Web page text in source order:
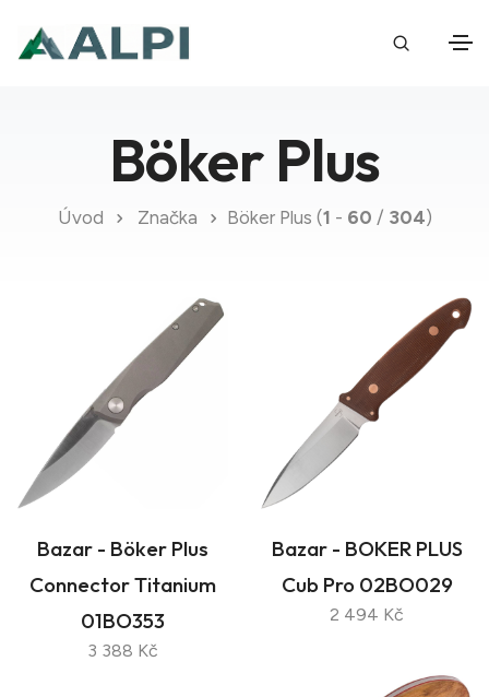
Böker Plus
Úvod Značka Böker Plus (1 - 60 / 304)
Bazar - Böker Plus
Connector Titanium
01BO353
3 388 Kč
Bazar - BOKER PLUS
Cub Pro 02BO029
2 494 Kč